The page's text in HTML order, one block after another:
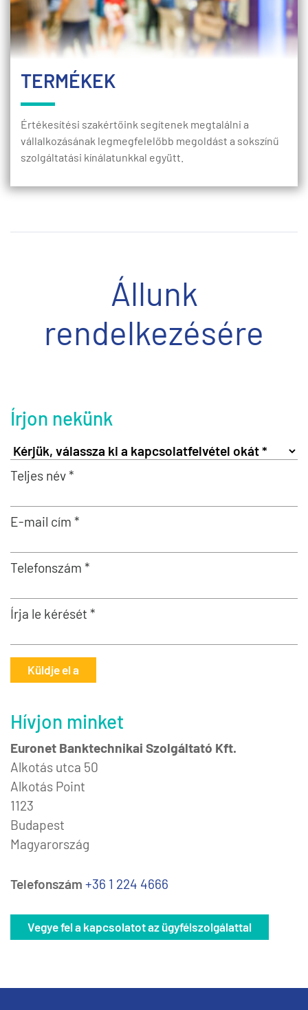
TERMÉKEK
Értékesítési szakértőink segítenek megtalálni a
vállalkozásának legmegfelelőbb megoldást a sokszínű
szolgáltatási kínálatunkkal együtt.
Állunk
rendelkezésére
Írjon nekünk
Teljes név *
E-mail cím *
Telefonszám *
Írja le kérését *
Küldje el a
Hívjon minket
Euronet Banktechnikai Szolgáltató Kft.
Alkotás utca 50
Alkotás Point
1123
Budapest
Magyarország
Telefonszám +36 1 224 4666
Vegye fel a kapcsolatot az ügyfélszolgálattal